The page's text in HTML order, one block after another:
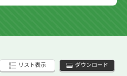
リスト表示 ダウンロード